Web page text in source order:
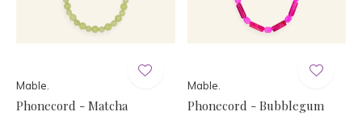
Mable.
Phonecord - Matcha
Mable.
Phonecord - Bubblegum